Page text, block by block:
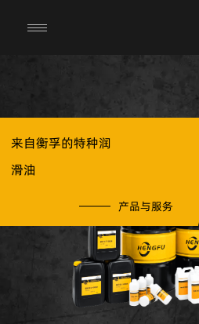
来自衡孚的特种润
滑油
产品与服务